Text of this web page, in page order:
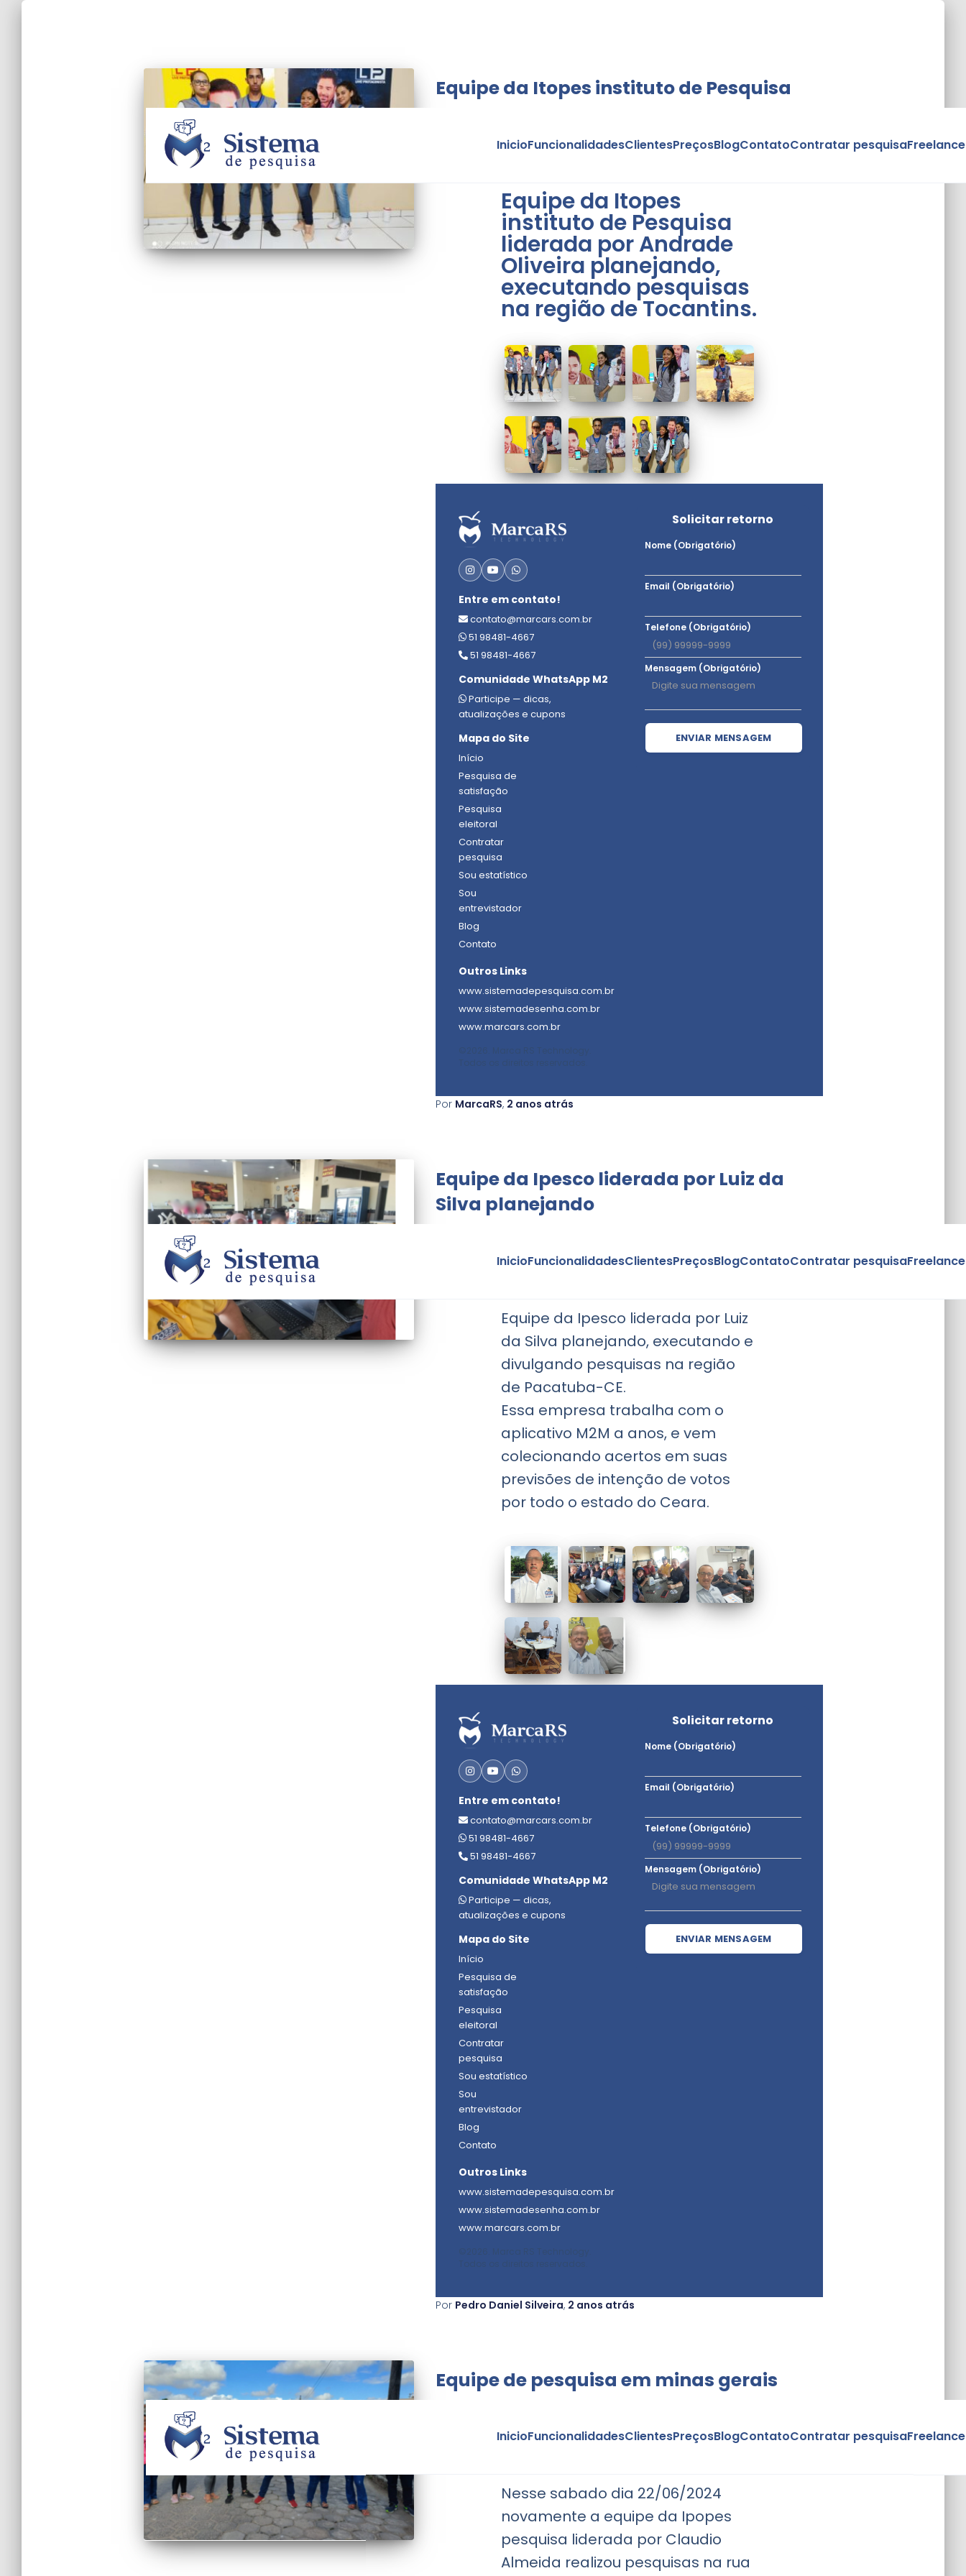
Equipe da Itopes instituto de Pesquisa
InicioFuncionalidadesClientesPreçosBlogContatoContratar pesquisa
Equipe da Itopes
instituto de Pesquisa
liderada por Andrade
Oliveira planejando,
executando pesquisas
na região de Tocantins.
Entre em contato!
contato@marcars.com.br
51 98481-4667
51 98481-4667
Comunidade WhatsApp M2
Participe — dicas,
atualizações e cupons
Mapa do Site
Início
Pesquisa de
satisfação
Pesquisa
eleitoral
Contratar
pesquisa
Sou estatístico
Sou
entrevistador
Blog
Contato
Outros Links
www.sistemadepesquisa.com.br
www.sistemadesenha.com.br
www.marcars.com.br
Solicitar retorno
Nome (Obrigatório)
Email (Obrigatório)
Telefone (Obrigatório)
Mensagem (Obrigatório)
ENVIAR MENSAGEM
Por MarcaRS, 2 anos atrás
Equipe da Ipesco liderada por Luiz da
Silva planejando
InicioFuncionalidadesClientesPreçosBlogContatoContratar pesquisa
Equipe da Ipesco liderada por Luiz
da Silva planejando, executando e
divulgando pesquisas na região
de Pacatuba-CE.
Essa empresa trabalha com o
aplicativo M2M a anos, e vem
colecionando acertos em suas
previsões de intenção de votos
por todo o estado do Ceara.
Entre em contato!
contato@marcars.com.br
51 98481-4667
51 98481-4667
Comunidade WhatsApp M2
Participe — dicas,
atualizações e cupons
Mapa do Site
Início
Pesquisa de
satisfação
Pesquisa
eleitoral
Contratar
pesquisa
Sou estatístico
Sou
entrevistador
Blog
Contato
Outros Links
www.sistemadepesquisa.com.br
www.sistemadesenha.com.br
www.marcars.com.br
Solicitar retorno
Nome (Obrigatório)
Email (Obrigatório)
Telefone (Obrigatório)
Mensagem (Obrigatório)
ENVIAR MENSAGEM
Por Pedro Daniel Silveira, 2 anos atrás
Equipe de pesquisa em minas gerais
InicioFuncionalidadesClientesPreçosBlogContatoContratar pesquisa
Nesse sabado dia 22/06/2024
novamente a equipe da Ipopes
pesquisa liderada por Claudio
Almeida realizou pesquisas na rua